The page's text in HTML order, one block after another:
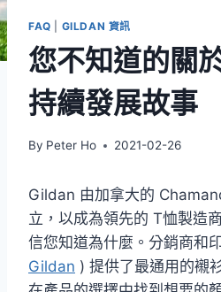
FAQ GILDAN 資訊
您不知道的關
持續發展故事
By Peter Ho 2021-02-26
Gildan 由加拿大的
立，以成為領先的 T恤製造
信您知道為什麼。分銷商和
Gildan ) 提供了最通用的襯